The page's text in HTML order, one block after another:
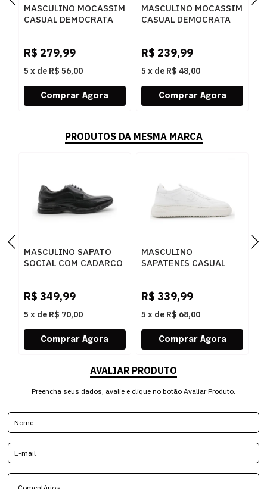
MASCULINO MOCASSIM
CASUAL DEMOCRATA
R$ 279,99
5 x de R$ 56,00
MASCULINO MOCASSIM
CASUAL DEMOCRATA
R$ 239,99
5 x de R$ 48,00
PRODUTOS DA MESMA MARCA
MASCULINO SAPATO
SOCIAL COM CADARCO
R$ 349,99
5 x de R$ 70,00
MASCULINO
SAPATENIS CASUAL
R$ 339,99
5 x de R$ 68,00
AVALIAR PRODUTO
Preencha seus dados, avalie e clique no botão Avaliar Produto.